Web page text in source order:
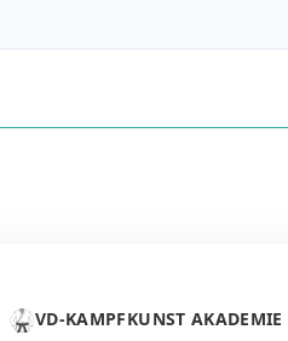
🥋VD-KAMPFKUNST AKADEMIE